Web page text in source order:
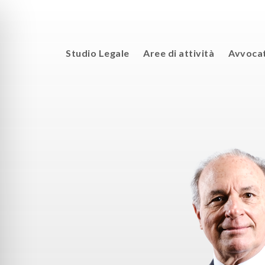
Studio Legale Aree di attività